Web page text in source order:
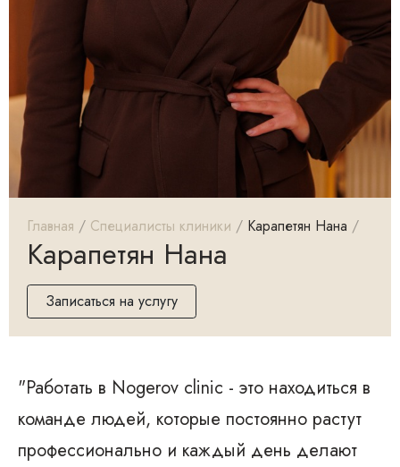
Главная Специалисты клиники Карапетян Нана
Карапетян Нана
Записаться на услугу
"Работать в Nogerov clinic - это находиться в
команде людей, которые постоянно растут
профессионально и каждый день делают